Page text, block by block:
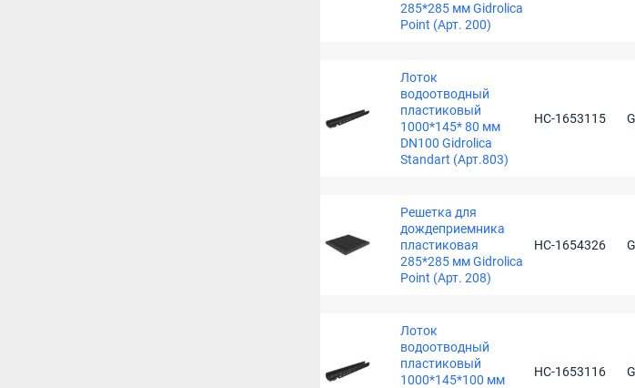
285*285 мм Gidrolica
Point (Арт. 200)
Лоток
водоотводный
пластиковый
1000*145* 80 мм
DN100 Gidrolica
Standart (Арт.803)
НС-1653115
Решетка для
дождеприемника
пластиковая
285*285 мм Gidrolica
Point (Арт. 208)
НС-1654326
Лоток
водоотводный
пластиковый
1000*145*100 мм
НС-1653116